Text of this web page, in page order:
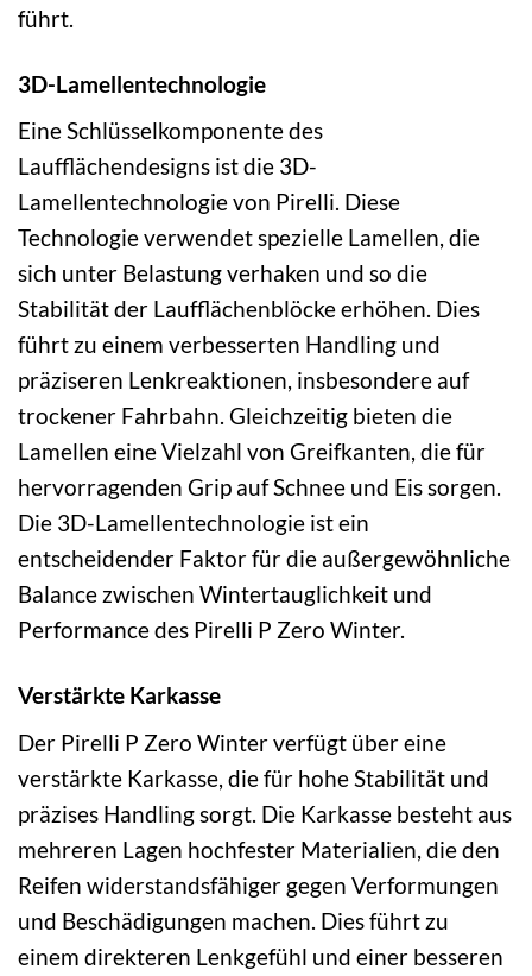
führt.
3D-Lamellentechnologie
Eine Schlüsselkomponente des
Laufflächendesigns ist die 3D-
Lamellentechnologie von Pirelli. Diese
Technologie verwendet spezielle Lamellen, die
sich unter Belastung verhaken und so die
Stabilität der Laufflächenblöcke erhöhen. Dies
führt zu einem verbesserten Handling und
präziseren Lenkreaktionen, insbesondere auf
trockener Fahrbahn. Gleichzeitig bieten die
Lamellen eine Vielzahl von Greifkanten, die für
hervorragenden Grip auf Schnee und Eis sorgen.
Die 3D-Lamellentechnologie ist ein
entscheidender Faktor für die außergewöhnliche
Balance zwischen Wintertauglichkeit und
Performance des Pirelli P Zero Winter.
Verstärkte Karkasse
Der Pirelli P Zero Winter verfügt über eine
verstärkte Karkasse, die für hohe Stabilität und
präzises Handling sorgt. Die Karkasse besteht aus
mehreren Lagen hochfester Materialien, die den
Reifen widerstandsfähiger gegen Verformungen
und Beschädigungen machen. Dies führt zu
einem direkteren Lenkgefühl und einer besseren